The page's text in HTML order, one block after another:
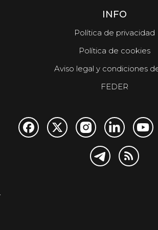
INFO
Política de privacidad
Política de cookies
Aviso legal y condiciones
FEDER